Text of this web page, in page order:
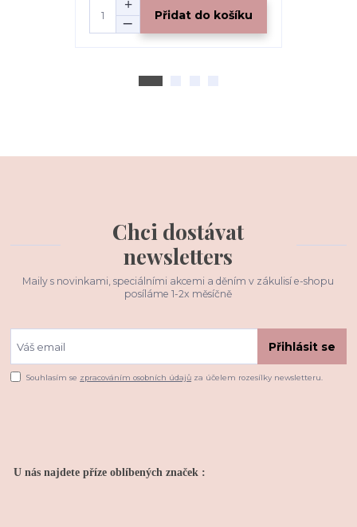
Přidat do košíku
Chci dostávat
newsletters
Maily s novinkami, speciálními akcemi a děním v zákulisí e-shopu
posíláme 1-2x měsíčně
Přihlásit se
Souhlasím se zpracováním osobních údajů za účelem rozesílky newsletteru.
U nás najdete příze oblíbených značek :